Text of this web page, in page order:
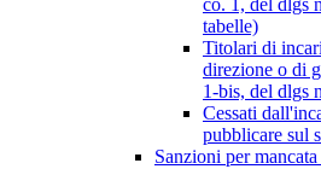
co. 1, del dlgs
tabelle)
Titolari di
direzione o di
1-bis, del dlgs
Cessati
pubblicare sul
Sanzioni per